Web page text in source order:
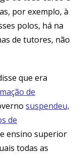
por exemplo, à
polos, há na
de tutores, não
que era
de
suspendeu,
de
ensino superior
todas as